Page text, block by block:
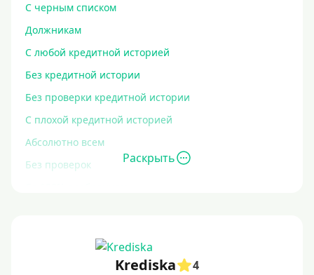
С черным списком
Должникам
С любой кредитной историей
Без кредитной истории
Без проверки кредитной истории
С плохой кредитной историей
Абсолютно всем
Без проверок
С просрочками
Раскрыть
Krediska
4